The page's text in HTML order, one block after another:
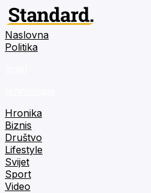
Naslovna
Politika
Hronika
Biznis
Društvo
Lifestyle
Svijet
Sport
Video